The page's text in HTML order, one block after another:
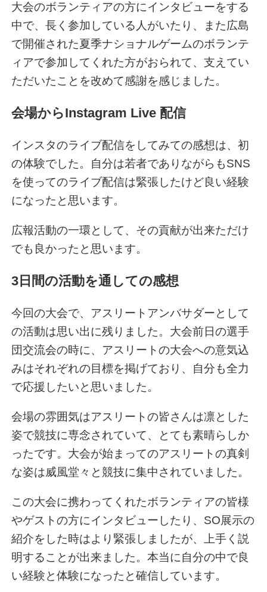
大会のボランティアの方にインタビューをする
中で、長く参加している人がいたり、また広島
で開催された夏季ナショナルゲームのボランテ
ィアで参加してくれた方がおられて、支えてい
ただいたことを改めて感謝を感じました。
会場からInstagram Live 配信
インスタのライブ配信をしてみての感想は、初
の体験でした。自分は若者でありながらもSNS
を使ってのライブ配信は緊張したけど良い経験
になったと思います。
広報活動の一環として、その貢献が出来ただけ
でも良かったと思います。
3日間の活動を通しての感想
今回の大会で、アスリートアンバサダーとして
の活動は思い出に残りました。大会前日の選手
団交流会の時に、アスリートの大会への意気込
みはそれぞれの目標を掲げており、自分も全力
で応援したいと思いました。
会場の雰囲気はアスリートの皆さんは凛とした
姿で競技に専念されていて、とても素晴らしか
ったです。大会が始まってのアスリートの真剣
な姿は威風堂々と競技に集中されていました。
この大会に携わってくれたボランティアの皆様
やゲストの方にインタビューしたり、SO展示の
紹介をした時はより緊張しましたが、上手く説
明することが出来ました。本当に自分の中で良
い経験と体験になったと確信しています。